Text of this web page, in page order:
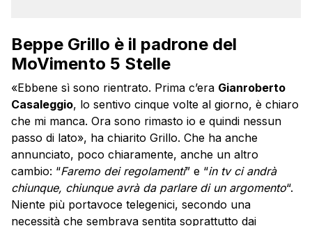
Beppe Grillo è il padrone del
MoVimento 5 Stelle
«Ebbene sì sono rientrato. Prima c’era Gianroberto
Casaleggio, lo sentivo cinque volte al giorno, è chiaro
che mi manca. Ora sono rimasto io e quindi nessun
passo di lato», ha chiarito Grillo. Che ha anche
annunciato, poco chiaramente, anche un altro
cambio: “Faremo dei regolamenti” e “in tv ci andrà
chiunque, chiunque avrà da parlare di un argomento“.
Niente più portavoce telegenici, secondo una
necessità che sembrava sentita soprattutto dai